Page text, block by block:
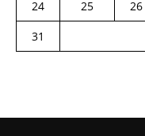
24
25 26
31